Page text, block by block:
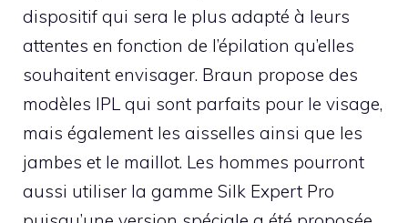
dispositif qui sera le plus adapté à leurs
attentes en fonction de l’épilation qu’elles
souhaitent envisager. Braun propose des
modèles IPL qui sont parfaits pour le visage,
mais également les aisselles ainsi que les
jambes et le maillot. Les hommes pourront
aussi utiliser la gamme Silk Expert Pro